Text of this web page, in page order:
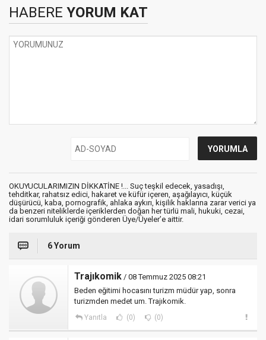
HABERE YORUM KAT
OKUYUCULARIMIZIN DİKKATİNE !... Suç teşkil edecek, yasadışı,
tehditkar, rahatsız edici, hakaret ve küfür içeren, aşağılayıcı, küçük
düşürücü, kaba, pornografik, ahlaka aykırı, kişilik haklarına zarar verici ya
da benzeri niteliklerde içeriklerden doğan her türlü mali, hukuki, cezai,
idari sorumluluk içeriği gönderen Üye/Üyeler’e aittir.
6 Yorum
Trajıkomik / 08 Temmuz 2025 08:21
Beden eğitimi hocasını turizm müdür yap, sonra
turizmden medet um. Trajıkomik.
Yanıtla (0) (0)